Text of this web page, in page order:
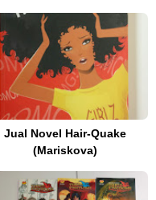
Jual Novel Hair-Quake
(Mariskova)